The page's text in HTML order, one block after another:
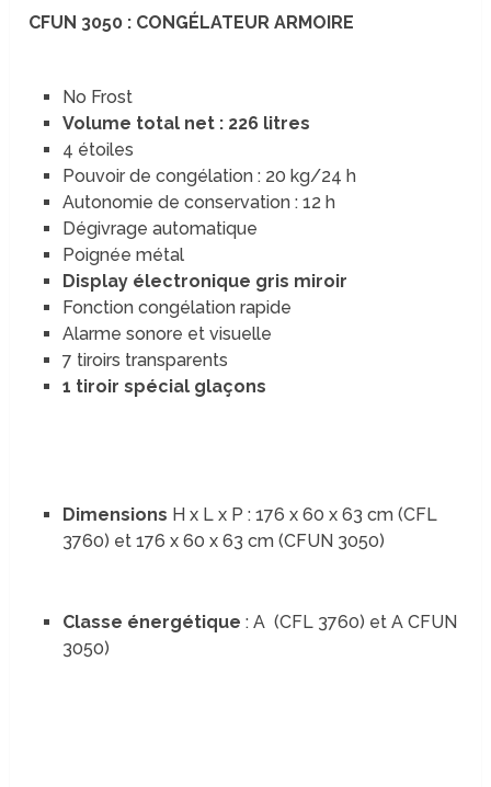
CFUN 3050 : CONGÉLATEUR ARMOIRE
No Frost
Volume total net : 226 litres
4 étoiles
Pouvoir de congélation : 20 kg/24 h
Autonomie de conservation : 12 h
Dégivrage automatique
Poignée métal
Display électronique gris miroir
Fonction congélation rapide
Alarme sonore et visuelle
7 tiroirs transparents
1 tiroir spécial glaçons
Dimensions H x L x P : 176 x 60 x 63 cm (CFL
3760) et 176 x 60 x 63 cm (CFUN 3050)
Classe énergétique : A (CFL 3760) et A CFUN
3050)